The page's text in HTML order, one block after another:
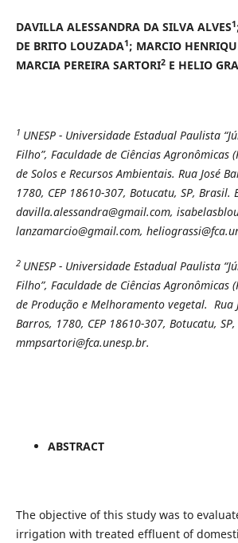
DAVILLA ALESSANDRA DA SILVA ALVES1
DE BRITO LOUZADA1; MARCIO
MARCIA PEREIRA SARTORI2E HELIO
1 UNESP - Universidade Estadual Paulista
Filho”, Faculdade de Ciências Agronômicas
de Solos e Recursos Ambientais. Rua José
1780, CEP 18610-307, Botucatu, SP, Brasil.
davilla.alessandra@gmail.com,
lanzamarcio@gmail.com,
2 UNESP - Universidade Estadual Paulista
Filho”, Faculdade de Ciências Agronômicas
de Produção e Melhoramento vegetal. Rua
Barros, 1780, CEP 18610-307, Botucatu,
mmpsartori@fca.unesp.br.
ABSTRACT
The objective of this study was to
irrigation with treated effluent of